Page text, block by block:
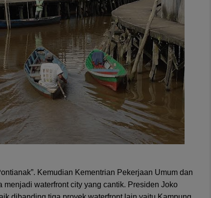
Kemudian Kementrian Pekerjaan Umum dan
menjadi waterfront city yang cantik. Presiden Joko